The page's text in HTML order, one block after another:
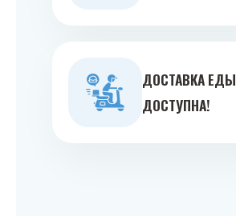
ДОСТАВКА ЕДЫ
ДОСТУПНА!